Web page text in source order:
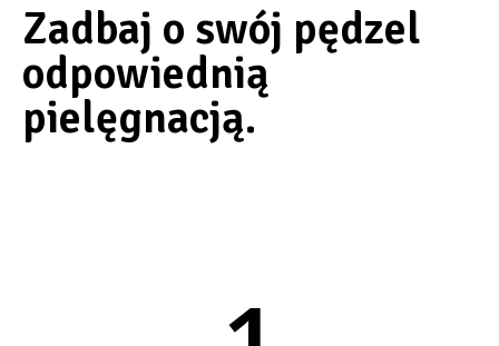
Zadbaj o swój pędzel
odpowiednią
pielęgnacją.